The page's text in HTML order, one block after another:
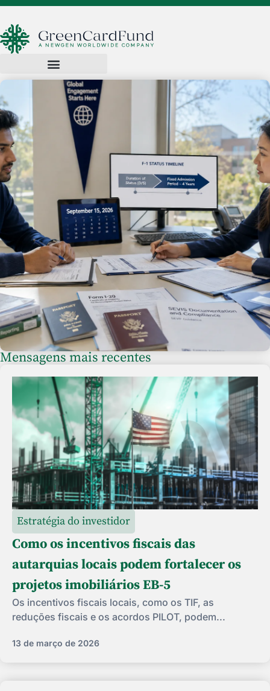
Mensagens mais recentes
Estratégia do investidor
Como os incentivos fiscais das
autarquias locais podem fortalecer os
projetos imobiliários EB-5
Os incentivos fiscais locais, como os TIF, as
reduções fiscais e os acordos PILOT, podem...
13 de março de 2026